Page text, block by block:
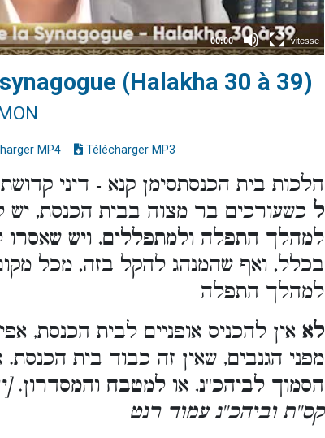
(Halakha 30 à 39)
MP4 Télécharger MP3
הלכות בית הכנסתסימן קנא - דיני
ל כשעורכים בר מצוה בבית הכנסת, יש
למהלך התפלה ולמתפללים, ויש
בכלל, ואף שהמנהג להקל בזה, מכל
למהלך התפלה
לא אין להכניס אופניים לבית הכנסת,
מפני הגנבים, שאין זה כבוד בית
הסמוך לביהכ''נ, או למטבח והמסדרון.
קס''ת וביהכ''נ עמוד רנט